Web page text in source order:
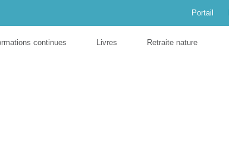
Portail
continues Livres Retraite nature